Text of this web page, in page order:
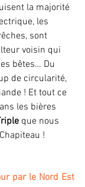
la majorité
les
sont
voisin qui
bêtes… Du
de circularité,
! Et tout ce
les bières
que nous
!
par le Nord Est